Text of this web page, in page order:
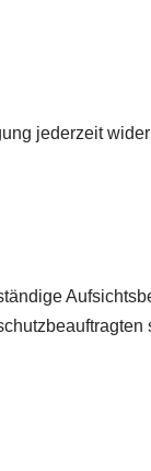
jederzeit